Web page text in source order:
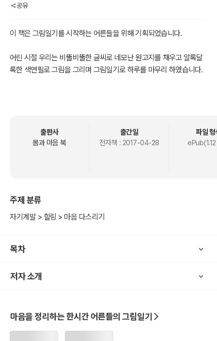
공유
이 책은 그림일기를 시작하는 어른들을 위해 기획되었습니다.
어린 시절 우리는 비뚤비뚤한 글씨로 네모난 원고지를 채우고 알록달
록한 색연필로 그림을 그리며 그림일기로 하루를 마무리 하였습니다.
나는 이제 어른이니까 글을 잘 써야하고 나는 이제 그림도 잘 그려야한
라는 자심감을 갖는데 도움이 되셨으면 좋겠습니다.
출판사
몸과 마음 북
출간일
전자책 : 2017-04-28
파일 형
주제 분류
자기계발 > 힐링 > 마음 다스리기
목차
저자 소개
마음을 정리하는 한시간 어른들의 그림일기